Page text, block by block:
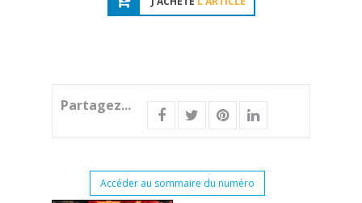
Partagez...
Accéder au sommaire du numéro